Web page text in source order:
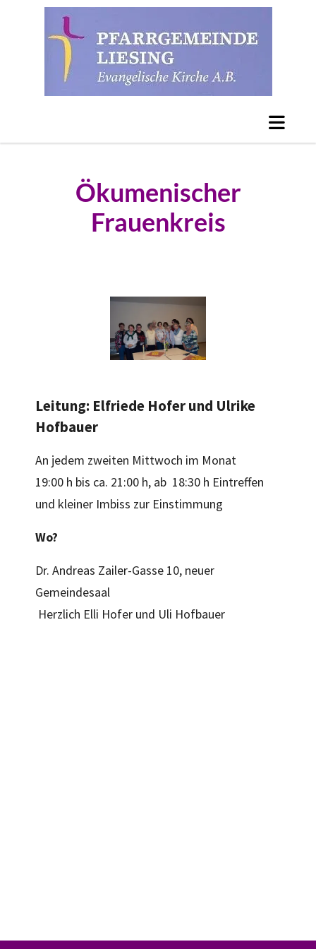
Ökumenischer
Frauenkreis
Leitung: Elfriede Hofer und Ulrike
Hofbauer
An jedem zweiten Mittwoch im Monat
19:00 h bis ca. 21:00 h, ab 18:30 h Eintreffen
und kleiner Imbiss zur Einstimmung
Wo?
Dr. Andreas Zailer-Gasse 10, neuer
Gemeindesaal
Herzlich Elli Hofer und Uli Hofbauer